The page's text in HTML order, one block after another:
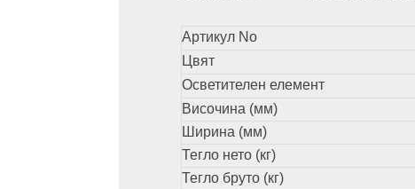
Артикул No
Цвят
Осветителен елемент
Височина (мм)
Ширина (мм)
Тегло нето (кг)
Тегло бруто (кг)